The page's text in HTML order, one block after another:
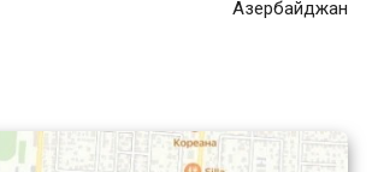
Азербайджан